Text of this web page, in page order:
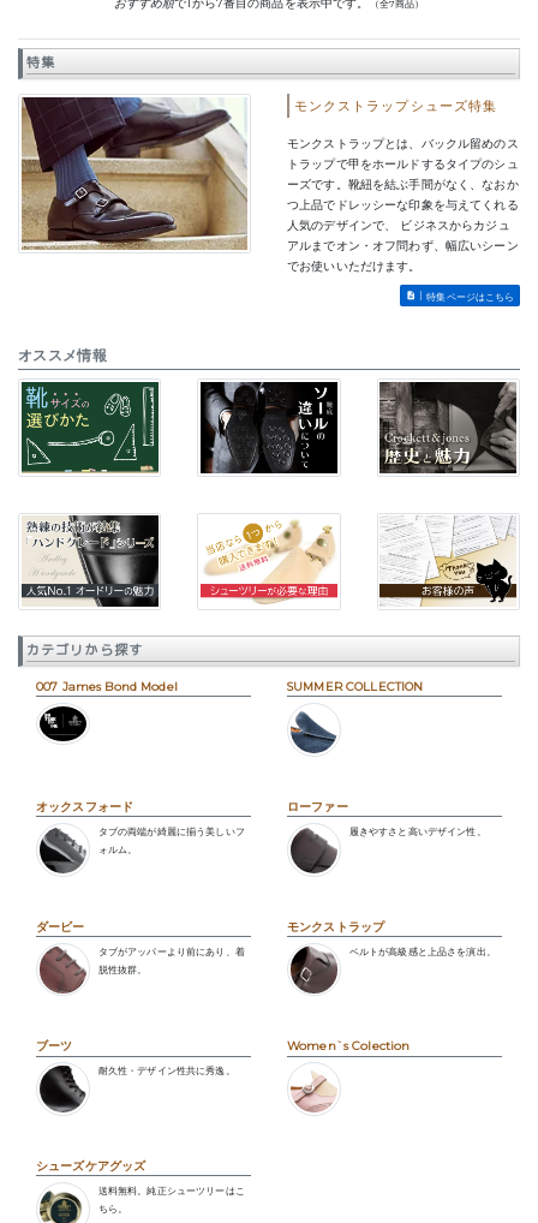
おすすめ順で1から7番目の商品を表示中です。 （全7商品）
特集
モンクストラップシューズ特集
モンクストラップとは、バックル留めのス
トラップで甲をホールドするタイプのシュ
ーズです。靴紐を結ぶ手間がなく、なおか
つ上品でドレッシーな印象を与えてくれる
人気のデザインで、 ビジネスからカジュ
アルまでオン・オフ問わず、幅広いシーン
でお使いいただけます。
特集ページはこちら
オススメ情報
カテゴリから探す
007 James Bond Model SUMMER COLLECTION
オックスフォード
タブの両端が綺麗に揃う美しいフ
ォルム。
ローファー
履きやすさと高いデザイン性。
ダービー
タブがアッパーより前にあり、着
脱性抜群。
モンクストラップ
ベルトが高級感と上品さを演出。
ブーツ
耐久性・デザイン性共に秀逸。
Women`s Colection
シューズケアグッズ
送料無料。純正シューツリーはこ
ちら。